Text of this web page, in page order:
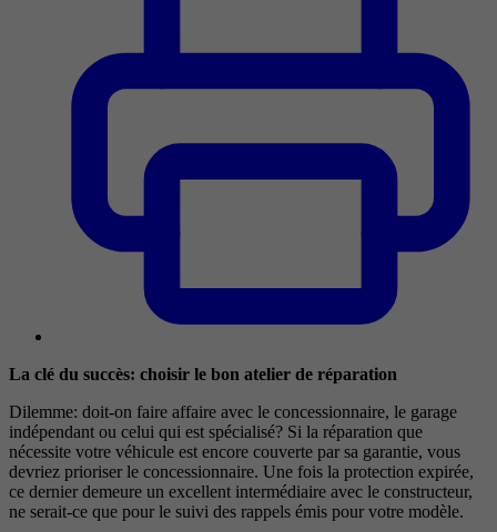
La clé du succès: choisir le bon atelier de réparation
Dilemme: doit-on faire affaire avec le concessionnaire, le garage
indépendant ou celui qui est spécialisé? Si la réparation que
nécessite votre véhicule est encore couverte par sa garantie, vous
devriez prioriser le concessionnaire. Une fois la protection expirée,
ce dernier demeure un excellent intermédiaire avec le constructeur,
ne serait-ce que pour le suivi des rappels émis pour votre modèle.